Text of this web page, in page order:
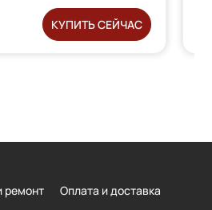
КУПИТЬ СЕЙЧАС
ремонт
Оплата и доставка